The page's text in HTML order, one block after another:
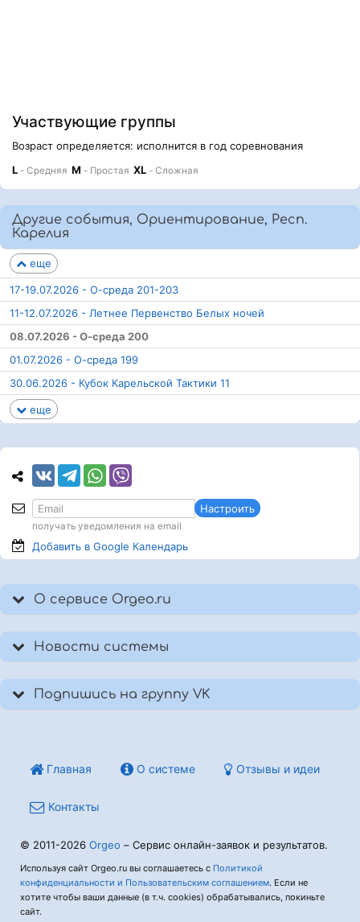
Участвующие группы
Возраст определяется: исполнится в год соревнования
L - Средняя M - Простая XL - Сложная
Другие события, Ориентирование, Респ.
Карелия
еще
17-19.07.2026 - О-среда 201-203
11-12.07.2026 - Летнее Первенство Белых ночей
08.07.2026 - О-среда 200
01.07.2026 - О-среда 199
30.06.2026 - Кубок Карельской Тактики 11
еще
Настроить
получать уведомления на email
Добавить в Google Календарь
О сервисе Orgeo.ru
Новости системы
Подпишись на группу VK
Главная О системе Отзывы и идеи
Контакты
© 2011-2026 Orgeo – Сервис онлайн-заявок и результатов.
Используя сайт Orgeo.ru вы соглашаетесь с Политикой
конфиденциальности и Пользовательским соглашением. Если не
хотите чтобы ваши данные (в т.ч. cookies) обрабатывались, покиньте
сайт.